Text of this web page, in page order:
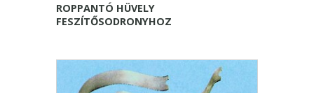
ROPPANTÓ HÜVELY
FESZÍTŐSODRONYHOZ